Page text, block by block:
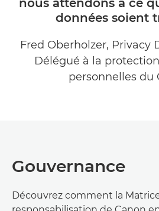
nous attendons à ce
données soient
Fred Oberholzer, Privacy
Délégué à la
personnelles du
Gouvernance
Découvrez comment la